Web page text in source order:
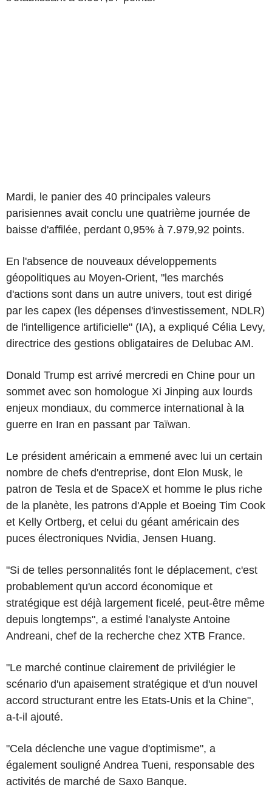
Mardi, le panier des 40 principales valeurs
parisiennes avait conclu une quatrième journée de
baisse d'affilée, perdant 0,95% à 7.979,92 points.
En l'absence de nouveaux développements
géopolitiques au Moyen-Orient, "les marchés
d'actions sont dans un autre univers, tout est dirigé
par les capex (les dépenses d'investissement, NDLR)
de l'intelligence artificielle" (IA), a expliqué Célia Levy,
directrice des gestions obligataires de Delubac AM.
Donald Trump est arrivé mercredi en Chine pour un
sommet avec son homologue Xi Jinping aux lourds
enjeux mondiaux, du commerce international à la
guerre en Iran en passant par Taïwan.
Le président américain a emmené avec lui un certain
nombre de chefs d'entreprise, dont Elon Musk, le
patron de Tesla et de SpaceX et homme le plus riche
de la planète, les patrons d'Apple et Boeing Tim Cook
et Kelly Ortberg, et celui du géant américain des
puces électroniques Nvidia, Jensen Huang.
"Si de telles personnalités font le déplacement, c'est
probablement qu'un accord économique et
stratégique est déjà largement ficelé, peut-être même
depuis longtemps", a estimé l'analyste Antoine
Andreani, chef de la recherche chez XTB France.
"Le marché continue clairement de privilégier le
scénario d'un apaisement stratégique et d'un nouvel
accord structurant entre les Etats-Unis et la Chine",
a-t-il ajouté.
"Cela déclenche une vague d'optimisme", a
également souligné Andrea Tueni, responsable des
activités de marché de Saxo Banque.